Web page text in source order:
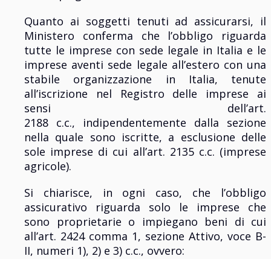
Quanto ai soggetti tenuti ad assicurarsi, il
Ministero conferma che l’obbligo riguarda
tutte le imprese con sede legale in Italia e le
imprese aventi sede legale all’estero con una
stabile organizzazione in Italia, tenute
all’iscrizione nel Registro delle imprese ai
sensi dell’art.
2188 c.c., indipendentemente dalla sezione
nella quale sono iscritte, a esclusione delle
sole imprese di cui all’art. 2135 c.c. (imprese
agricole).
Si chiarisce, in ogni caso, che l’obbligo
assicurativo riguarda solo le imprese che
sono proprietarie o impiegano beni di cui
all’art. 2424 comma 1, sezione Attivo, voce B-
II, numeri 1), 2) e 3) c.c., ovvero: